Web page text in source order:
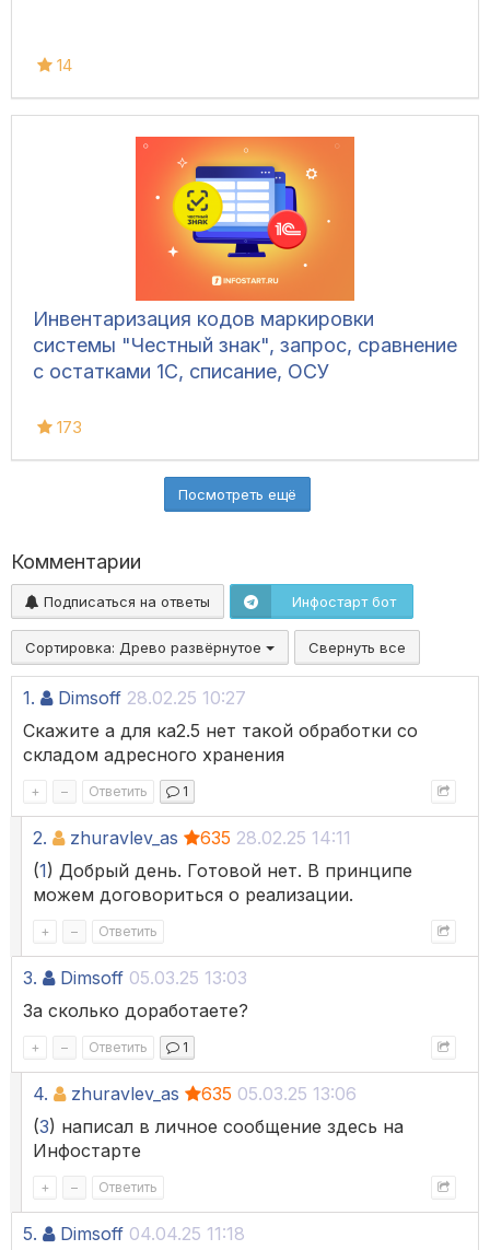
14
Инвентаризация кодов маркировки
системы "Честный знак", запрос, сравнение
с остатками 1С, списание, ОСУ
173
Посмотреть ещё
Комментарии
Подписаться на ответы Инфостарт бот
Сортировка: Древо развёрнутое Свернуть все
1. Dimsoff 28.02.25 10:27
Скажите а для ка2.5 нет такой обработки со
складом адресного хранения
+ – Ответить 1
2. zhuravlev_as 635 28.02.25 14:11
(1) Добрый день. Готовой нет. В принципе
можем договориться о реализации.
+ – Ответить
3. Dimsoff 05.03.25 13:03
За сколько доработаете?
+ – Ответить 1
4. zhuravlev_as 635 05.03.25 13:06
(3) написал в личное сообщение здесь на
Инфостарте
+ – Ответить
5. Dimsoff 04.04.25 11:18